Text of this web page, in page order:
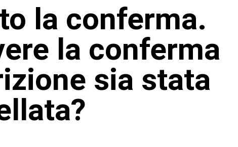
la conferma.
la conferma
sia stata